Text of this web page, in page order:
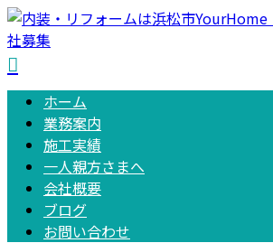
ホーム
業務案内
施工実績
一人親方さまへ
会社概要
ブログ
お問い合わせ